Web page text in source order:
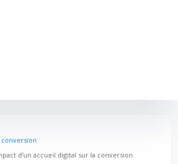
d’un accueil digital sur la conversion